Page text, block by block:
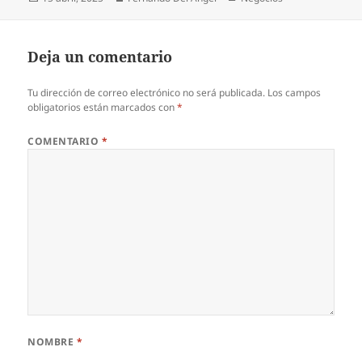
Deja un comentario
Tu dirección de correo electrónico no será publicada. Los campos
obligatorios están marcados con*
COMENTARIO *
NOMBRE *